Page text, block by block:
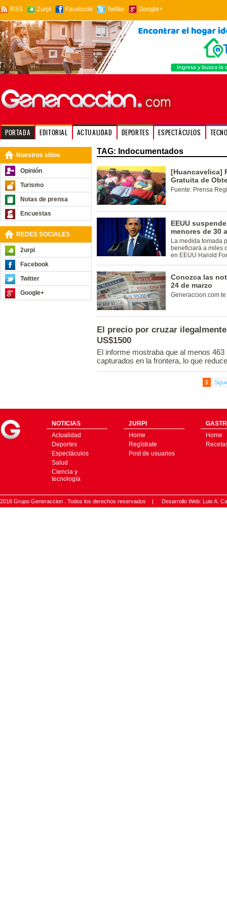
RSS 2urpi Facebook Twitter Google+
PORTADA EDITORIAL ACTUALIDAD DEPORTES ESPECTÁCULOS
Nuestros sitios
Opinión
Turismo
Notas de prensa
Encuestas
REDES SOCIALES
2urpi
Facebook
Twitter
Google+
TAG: Indocumentados
[Huancavelica]
Gratuita de
Fuente: Prensa
EEUU
menores de 30
La medida tomada
beneficiará a miles
en EEUU Harold
Conozca las
24 de marzo
Generaccion.com
El precio por cruzar
US$1500
El informe mostraba que al menos
capturados en la frontera, lo que
1
NOTICIAS
Actualidad
Deportes
Espectáculos
Salud
Ciencia y
tecnología
2URPI
Home
Regístrate
Post de usuarios
Home
2018 Grupo Generaccion . Todos los derechos reservados | Desarrollo Web: Luis